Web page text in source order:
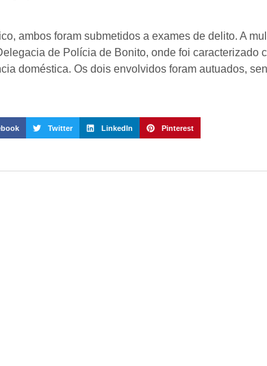
ambos foram submetidos a exames de delito. A
de Polícia de Bonito, onde foi caracterizado
doméstica. Os dois envolvidos foram autuados,
Twitter LinkedIn Pinterest